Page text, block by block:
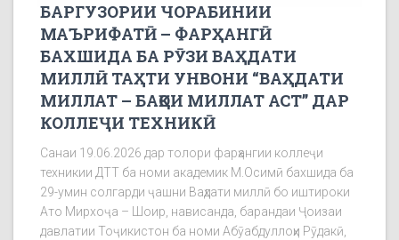
БАРГУЗОРИИ ЧОРАБИНИИ
МАЪРИФАТӢ – ФАРҲАНГӢ
БАХШИДА БА РӮЗИ ВАҲДАТИ
МИЛЛӢ ТАҲТИ УНВОНИ “ВАҲДАТИ
МИЛЛАТ – БАҚОИ МИЛЛАТ АСТ” ДАР
КОЛЛЕҶИ ТЕХНИКӢ
Санаи 19.06.2026 дар толори фарҳангии коллеҷи
техникии ДТТ ба номи академик М.Осимӣ бахшида ба
29-умин солгарди ҷашни Ваҳдати миллӣ бо иштироки
Ато Мирхоҷа – Шоир, нависанда, барандаи Ҷоизаи
давлатии Тоҷикистон ба номи Абӯабдуллоҳи Рӯдакӣ,